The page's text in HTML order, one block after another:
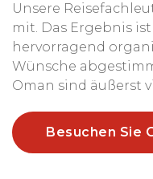
Unsere
mit. Das Ergebnis
hervorragend
Wünsche
Oman sind äußerst
Besuchen Sie